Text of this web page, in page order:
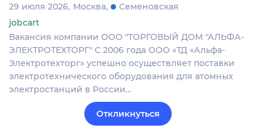
29 июля 2026 Москва
Семеновская
jobcart
Вакансия компании ООО "ТОРГОВЫЙ ДОМ "АЛЬФА-
ЭЛЕКТРОТЕХТОРГ" С 2006 года ООО «ТД «Альфа-
Электротехторг» успешно осуществляет поставки
электротехнического оборудования для атомных
электростанций в России…
Откликнуться